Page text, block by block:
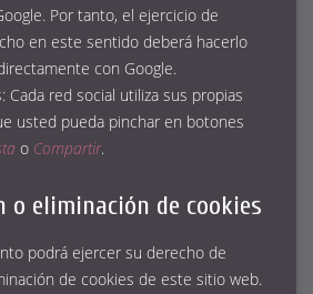
Por tanto, el ejercicio de
en este sentido deberá hacerlo
con Google.
Cada red social utiliza sus propias
usted pueda pinchar en botones
o Compartir.
o eliminación de cookies
podrá ejercer su derecho de
de cookies de este sitio web.